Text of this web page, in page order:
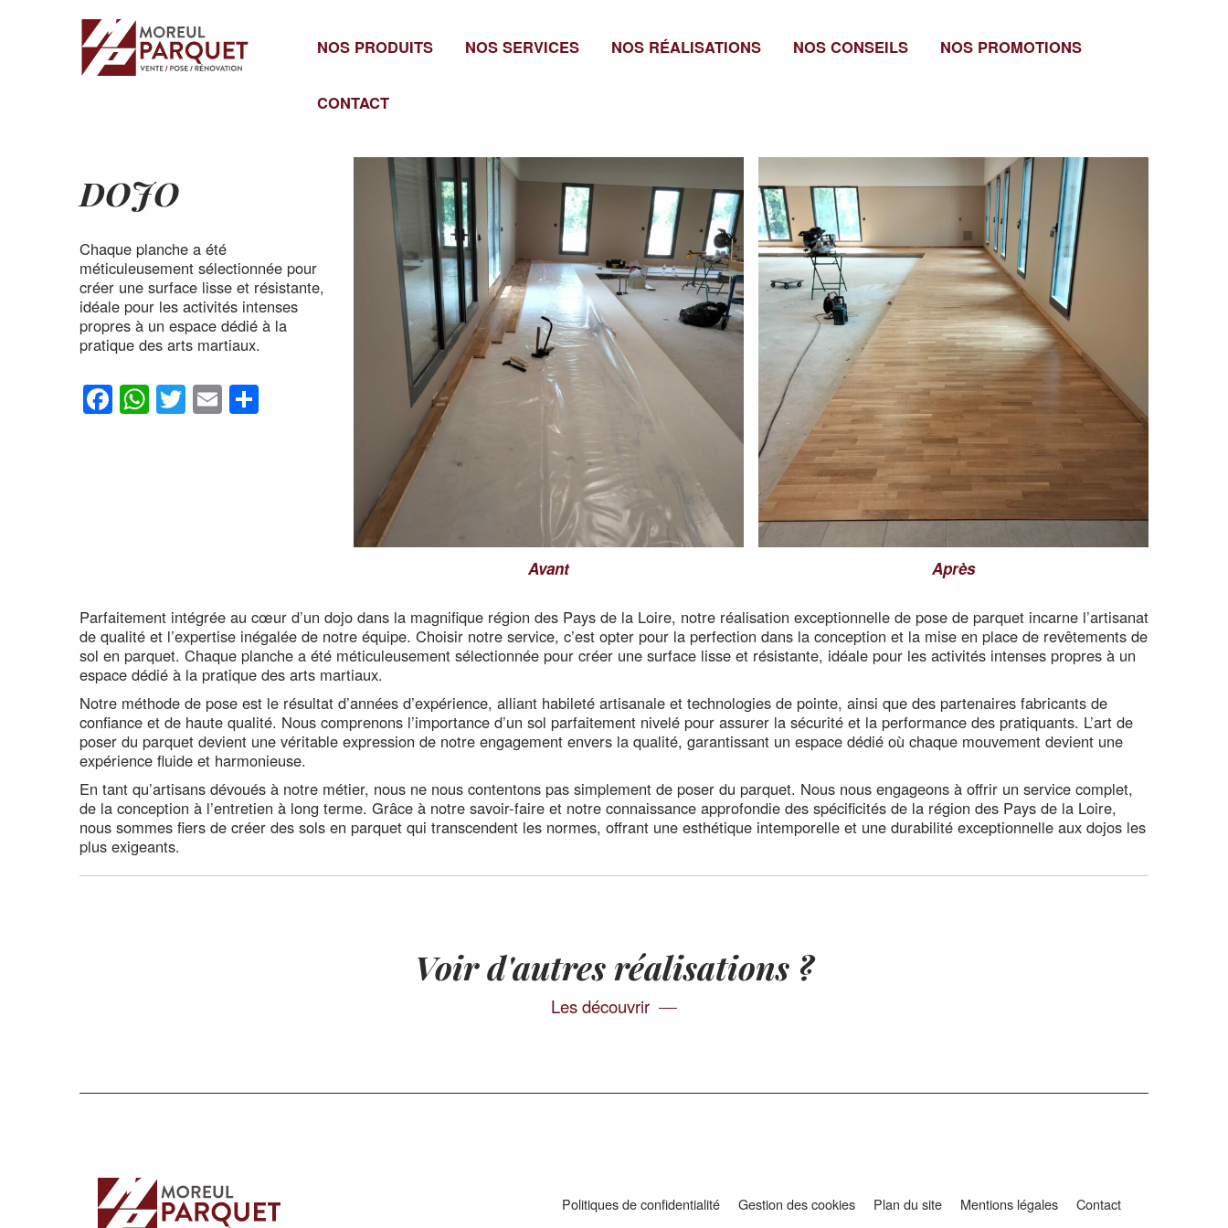
NOS PRODUITS NOS SERVICES NOS RÉALISATIONS NOS CONSEILS NOS PROMOTIONS
CONTACT
DOJO
Chaque planche a été
méticuleusement sélectionnée pour
créer une surface lisse et résistante,
idéale pour les activités intenses
propres à un espace dédié à la
pratique des arts martiaux.
Facebook
WhatsApp
Twitter
Email
Avant Après
Parfaitement intégrée au cœur d’un dojo dans la magnifique région des Pays de la Loire, notre réalisation exceptionnelle de pose de parquet incarne l’artisanat
de qualité et l’expertise inégalée de notre équipe. Choisir notre service, c’est opter pour la perfection dans la conception et la mise en place de revêtements de
sol en parquet. Chaque planche a été méticuleusement sélectionnée pour créer une surface lisse et résistante, idéale pour les activités intenses propres à un
espace dédié à la pratique des arts martiaux.
Notre méthode de pose est le résultat d’années d’expérience, alliant habileté artisanale et technologies de pointe, ainsi que des partenaires fabricants de
confiance et de haute qualité. Nous comprenons l’importance d’un sol parfaitement nivelé pour assurer la sécurité et la performance des pratiquants. L’art de
poser du parquet devient une véritable expression de notre engagement envers la qualité, garantissant un espace dédié où chaque mouvement devient une
expérience fluide et harmonieuse.
En tant qu’artisans dévoués à notre métier, nous ne nous contentons pas simplement de poser du parquet. Nous nous engageons à offrir un service complet,
de la conception à l’entretien à long terme. Grâce à notre savoir-faire et notre connaissance approfondie des spécificités de la région des Pays de la Loire,
nous sommes fiers de créer des sols en parquet qui transcendent les normes, offrant une esthétique intemporelle et une durabilité exceptionnelle aux dojos les
plus exigeants.
Voir d'autres réalisations ?
Les découvrir
Politiques de confidentialité Gestion des cookies Plan du site Mentions légales Contact